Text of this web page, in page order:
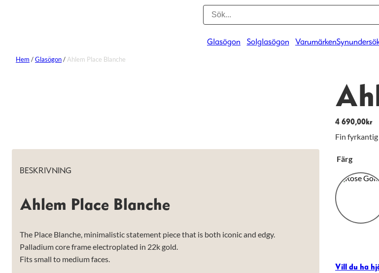
Glasögon Solglasögon Varumärken
Hem /Glasögon/ Ahlem Place Blanche
4 690,00 kr
Fin fyrkantig
Färg
Vill du ha
BESKRIVNING
Ahlem Place Blanche
The Place Blanche, minimalistic statement piece that is both iconic and edgy.
Palladium core frame electroplated in 22k gold.
Fits small to medium faces.